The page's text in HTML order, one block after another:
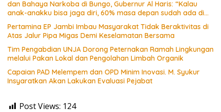
dan Bahaya Narkoba di Bungo, Gubernur Al Haris: “Kalau
anak-anakku bisa jaga diri, 60% masa depan sudah ada di
Pertamina EP Jambi Imbau Masyarakat Tidak Beraktivitas di
Atas Jalur Pipa Migas Demi Keselamatan Bersama
Tim Pengabdian UNJA Dorong Peternakan Ramah Lingkungan
melalui Pakan Lokal dan Pengolahan Limbah Organik
Capaian PAD Melempem dan OPD Minim Inovasi. M. Syukur
Insyaratkan Akan Lakukan Evaluasi Pejabat
Post Views: 124